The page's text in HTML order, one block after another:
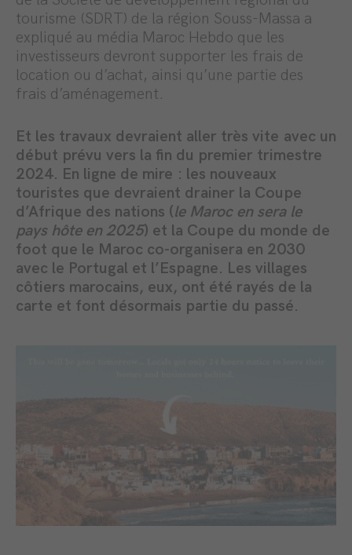
tourisme (SDRT) de la région Souss-Massa a
expliqué au média Maroc Hebdo que les
investisseurs devront supporter les frais de
location ou d’achat, ainsi qu’une partie des
frais d’aménagement.
Et les travaux devraient aller très vite avec un
début prévu vers la fin du premier trimestre
2024. En ligne de mire : les nouveaux
touristes que devraient drainer la Coupe
d’Afrique des nations (le Maroc en sera le
pays hôte en 2025) et la Coupe du monde de
foot que le Maroc co-organisera en 2030
avec le Portugal et l’Espagne. Les villages
côtiers marocains, eux, ont été rayés de la
carte et font désormais partie du passé.